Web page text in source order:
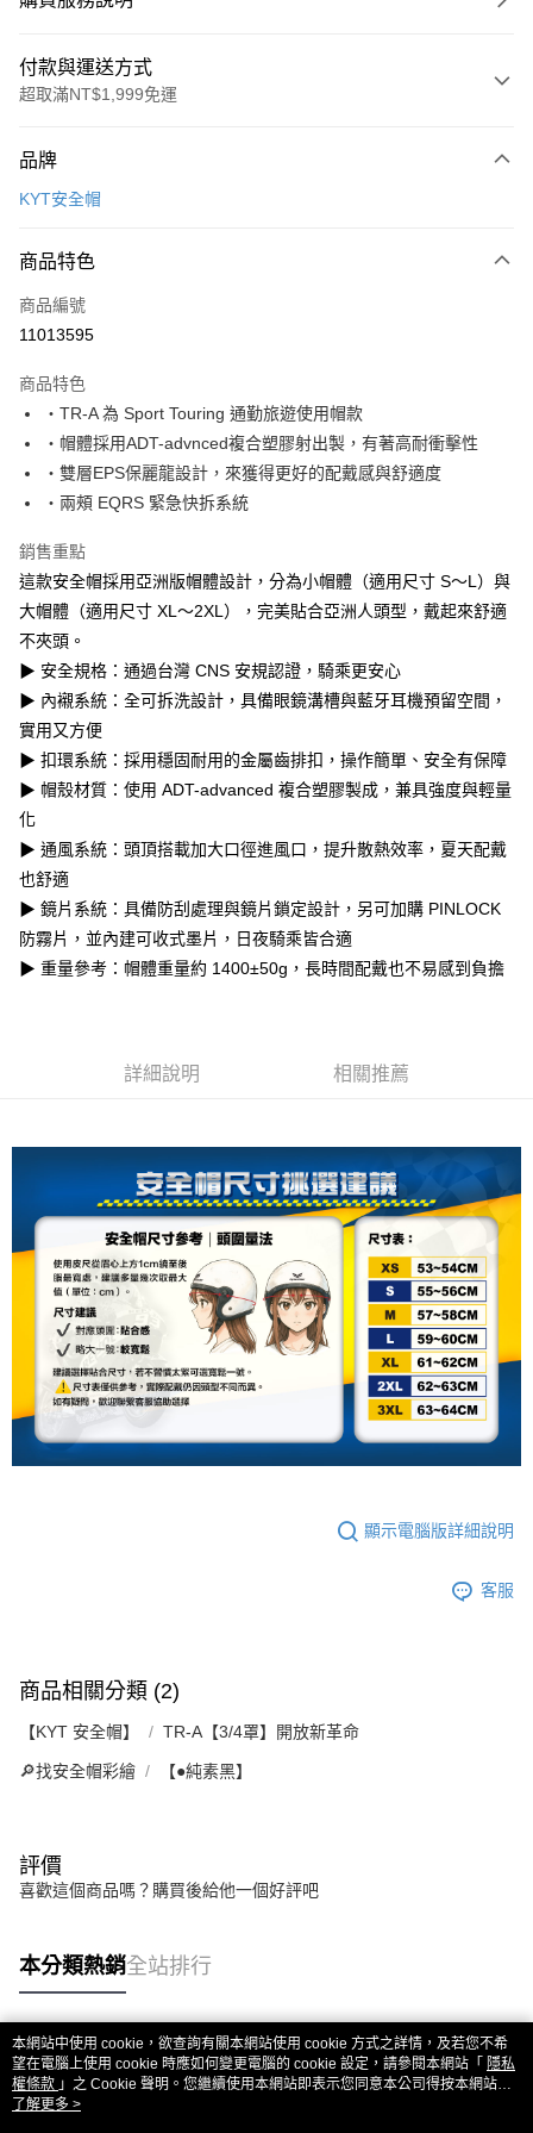
付款與運送方式
超取滿NT$1,999免運
信用卡一次付款
3 期 0 利率 每期
合作金庫商業銀行
上海商業儲蓄銀行
臺灣中小企業銀行
匯豐（台灣）商業銀行
華泰商業銀行
聯邦商業銀行
遠東國際商業銀行
元大商業銀行
永豐商業銀行
玉山商業銀行
台灣樂天信用卡公司
超商取貨付款
LINE Pay
Apple Pay
街口支付
悠遊付
全盈+PAY
大哥付你分期
相關說明
【大哥付你分期使用說明】
2.付款方式選擇「大哥付你分期」，訂單成立後會自動跳轉到大哥付的交易
流程，驗證手機門號後，選擇欲分期的期數、繳款截止日，確認付款後即完
成交易。
3.實際核准額度、可分期數及費用金額請依後續交易確認頁面所載為準。
4.訂單成立30分鐘內，如未前往確認交易或遇審核未通過，訂單將自動取
消。如遇「轉專審核」未通過狀況，表示未達大哥付你分期系統評分，恕無
法說明評估內容。
【繳款方式說明】
1.分期款項不併入電信帳單，「大哥付你分期」於每月結算日後寄送繳費提
醒簡訊。
帳／街口支付／iPASS MONEY」等通路繳費。
2.基於同意付款使用「大哥付你分期」之契約關係目的，商店將以您的個人
AFTEE先享後付
相關說明
【關於「AFTEE先享後付」】
AFTEE先享後付是「在收到商品之後才付款」的支付方式。 讓您購物簡單
便利好安心！
２．便利：只要手機號碼，簡訊認證，即可結帳。
３．安心：先確認商品／服務後，再付款。
【「AFTEE先享後付」結帳流程】
１．於結帳方式選擇「AFTEE先享後付」後，將跳轉至「AFTEE先享後付」
結帳頁面，進行簡訊認證並確認金額後，即可完成結帳。
３．收到繳費通知簡訊後14天內，點擊此簡訊中的連結，可透過四大超商／
後付繳納相關費用。
※ 交易是否成功請以「AFTEE先享後付 」之結帳頁面顯示為準，若有關於
１．透過由恩沛科技股份有限公司提供之「AFTEE先享後付」服務完成之交
易，需依本服務之必要範圍內提供個人資料，並將交易相關給付款項請求債
權轉讓予恩沛科技股份有限公司。
２．關於個人資料處理事宜，請瀏覽以下網址：
https://aftee.tw/terms/#terms3
３．未成年的使用者請事先徵得法定代理人或監護人之同意方可使用
「AFTEE先享後付」，若未經同意申辦者引起之損失，本公司不負相關責
４．使用「AFTEE先享後付」時，將依據個別帳號之用戶狀況，依本公司即
時審查核予不同之上限額度；若仍有額度不足之情形，本公司將視審查結果
請求用戶進行身份認證。
５．嚴禁一人註冊多個帳號或使用他人資訊註冊。若發現惡意使用之情形，
恩沛科技股份有限公司將有權停止該用戶之使用額度並採取法律行動。
ATM付款
運送方式
全家取貨付款
每筆NT$80，滿NT$1,999(含以上)免運費
付款後全家取貨
每筆NT$80，滿NT$1,999(含以上)免運費
付款後7-11取貨
每筆NT$80，滿NT$1,999(含以上)免運費
品牌
KYT安全帽
商品特色
商品編號
11013595
商品特色
・TR-A 為 Sport Touring 通勤旅遊使用帽款
・帽體採用ADT-advnced複合塑膠射出製，有著高耐衝擊性
・雙層EPS保麗龍設計，來獲得更好的配戴感與舒適度
・兩頰 EQRS 緊急快拆系統
銷售重點
這款安全帽採用亞洲版帽體設計，分為小帽體（適用尺寸 S～L）與
大帽體（適用尺寸 XL～2XL），完美貼合亞洲人頭型，戴起來舒適
不夾頭。
▶ 安全規格：通過台灣 CNS 安規認證，騎乘更安心
▶ 內襯系統：全可拆洗設計，具備眼鏡溝槽與藍牙耳機預留空間，
實用又方便
▶ 扣環系統：採用穩固耐用的金屬齒排扣，操作簡單、安全有保障
▶ 帽殼材質：使用 ADT-advanced 複合塑膠製成，兼具強度與輕量
化
▶ 通風系統：頭頂搭載加大口徑進風口，提升散熱效率，夏天配戴
也舒適
▶ 鏡片系統：具備防刮處理與鏡片鎖定設計，另可加購 PINLOCK
防霧片，並內建可收式墨片，日夜騎乘皆合適
▶ 重量參考：帽體重量約 1400±50g，長時間配戴也不易感到負擔
詳細說明 相關推薦
顯示電腦版詳細說明
客服
商品相關分類 (2)
【KYT 安全帽】 TR-A【3/4罩】開放新革命
🔎找安全帽彩繪 【●純素黑】
評價
喜歡這個商品嗎？購買後給他一個好評吧
本分類熱銷全站排行
熱門標籤
本網站中使用 cookie，欲查詢有關本網站使用 cookie 方式之詳情，及若您不希
望在電腦上使用 cookie 時應如何變更電腦的 cookie 設定，請參閱本網站「 隱私
權條款 」之 Cookie 聲明。您繼續使用本網站即表示您同意本公司得按本網站使
用條款之 Cookie 聲明使用 cookie。
了解更多 >